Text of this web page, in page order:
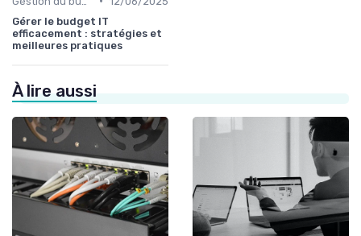
Gérer le budget IT
efficacement : stratégies et
meilleures pratiques
À lire aussi